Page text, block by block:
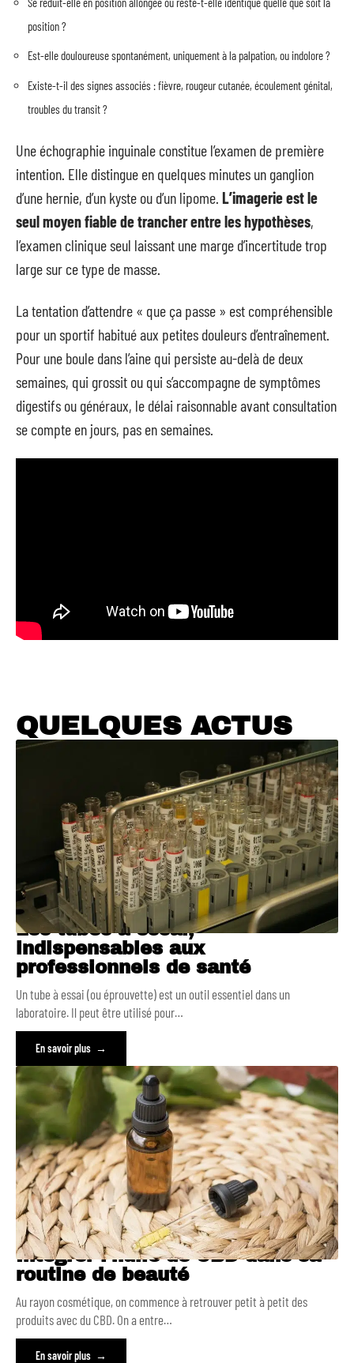
position ?
Est-elle douloureuse spontanément, uniquement à la palpation, ou indolore ?
Existe-t-il des signes associés : fièvre, rougeur cutanée, écoulement génital,
troubles du transit ?
Une échographie inguinale constitue l’examen de première
intention. Elle distingue en quelques minutes un ganglion
d’une hernie, d’un kyste ou d’un lipome. L’imagerie est le
seul moyen fiable de trancher entre les hypothèses,
l’examen clinique seul laissant une marge d’incertitude trop
large sur ce type de masse.
La tentation d’attendre « que ça passe » est compréhensible
pour un sportif habitué aux petites douleurs d’entraînement.
Pour une boule dans l’aine qui persiste au-delà de deux
semaines, qui grossit ou qui s’accompagne de symptômes
digestifs ou généraux, le délai raisonnable avant consultation
se compte en jours, pas en semaines.
QUELQUES ACTUS
Les tubes à essai,
indispensables aux
professionnels de santé
Un tube à essai (ou éprouvette) est un outil essentiel dans un
laboratoire. Il peut être utilisé pour…
En savoir plus
Intégrer l’huile de CBD dans sa
routine de beauté
Au rayon cosmétique, on commence à retrouver petit à petit des
produits avec du CBD. On a entre…
En savoir plus